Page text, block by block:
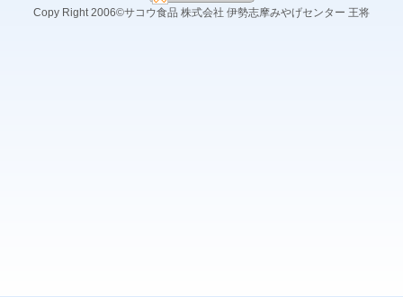
Copy Right 2006©サコウ食品 株式会社 伊勢志摩みやげセンター 王将